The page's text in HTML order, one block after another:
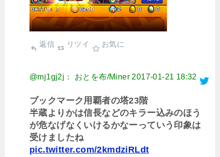
返信 リツイ お気に
@mj1gj2j： おとを布/Miner 2017-01-21 18:32
ブックマーク用覇者の塔23階
半蔵よりかは信長などのキラー込みのほう
が危なげなくいけるかなーっていう印象は
受けましたね
pic.twitter.com/2kmdziRLdt